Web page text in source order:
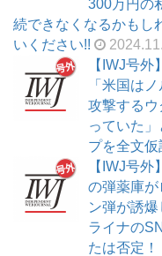
300万円の
続できなくなるかもし
いください!!
【IWJ号
「米国は
攻撃する
っていた
プを全文
【IWJ号
の弾薬庫が
ン弾が誘
ライナの
たは否定